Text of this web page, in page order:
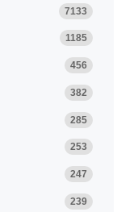
7133
1185
456
382
285
253
247
239